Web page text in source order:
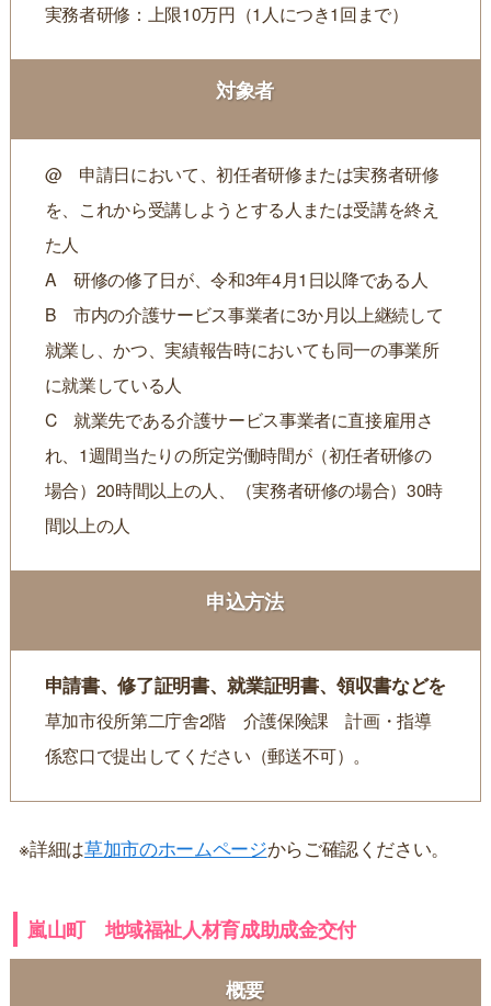
実務者研修：上限10万円（1人につき1回まで）
対象者
@ 申請日において、初任者研修または実務者研修
を、これから受講しようとする人または受講を終え
た人
A 研修の修了日が、令和3年4月1日以降である人
B 市内の介護サービス事業者に3か月以上継続して
就業し、かつ、実績報告時においても同一の事業所
に就業している人
C 就業先である介護サービス事業者に直接雇用さ
れ、1週間当たりの所定労働時間が（初任者研修の
場合）20時間以上の人、（実務者研修の場合）30時
間以上の人
申込方法
申請書、修了証明書、就業証明書、領収書などを
草加市役所第二庁舎2階 介護保険課 計画・指導
係窓口で提出してください（郵送不可）。
※詳細は草加市のホームページからご確認ください。
嵐山町 地域福祉人材育成助成金交付
概要